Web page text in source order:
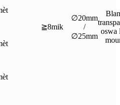
≧8mik
∅20mm
/
∅25mm
oswa